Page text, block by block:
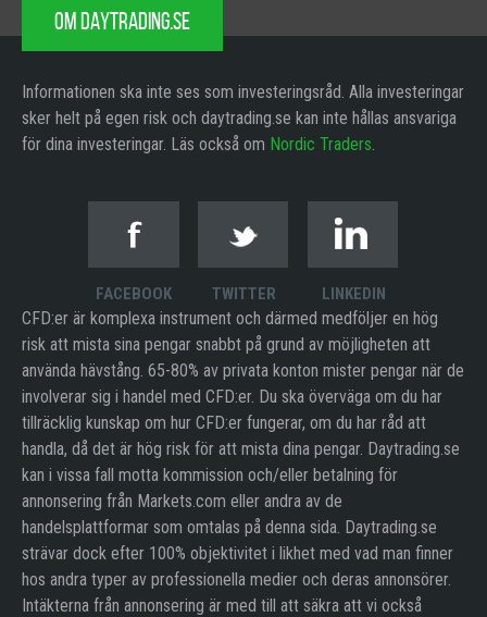
OM DAYTRADING.SE
Informationen ska inte ses som investeringsråd. Alla investeringar
sker helt på egen risk och daytrading.se kan inte hållas ansvariga
för dina investeringar. Läs också om Nordic Traders.
FACEBOOK TWITTER LINKEDIN
CFD:er är komplexa instrument och därmed medföljer en hög
risk att mista sina pengar snabbt på grund av möjligheten att
använda hävstång. 65-80% av privata konton mister pengar när de
involverar sig i handel med CFD:er. Du ska överväga om du har
tillräcklig kunskap om hur CFD:er fungerar, om du har råd att
handla, då det är hög risk för att mista dina pengar. Daytrading.se
kan i vissa fall motta kommission och/eller betalning för
annonsering från Markets.com eller andra av de
handelsplattformar som omtalas på denna sida. Daytrading.se
strävar dock efter 100% objektivitet i likhet med vad man finner
hos andra typer av professionella medier och deras annonsörer.
Intäkterna från annonsering är med till att säkra att vi också